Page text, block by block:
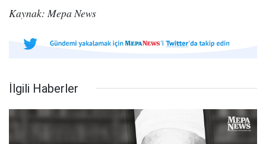
Kaynak: Mepa News
İlgili Haberler